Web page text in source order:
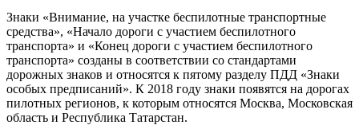
Знаки «Внимание, на участке беспилотные транспортные
средства», «Начало дороги с участием беспилотного
транспорта» и «Конец дороги с участием беспилотного
транспорта» созданы в соответствии со стандартами
дорожных знаков и относятся к пятому разделу ПДД «Знаки
особых предписаний». К 2018 году знаки появятся на дорогах
пилотных регионов, к которым относятся Москва, Московская
область и Республика Татарстан.